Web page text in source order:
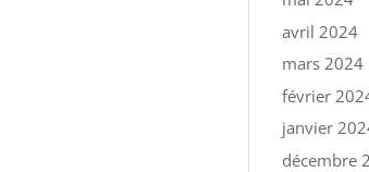
avril 2024
mars 2024
février
janvier
décembre